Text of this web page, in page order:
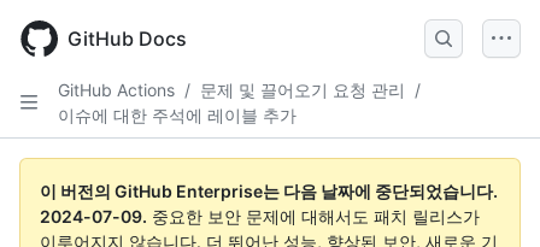
main
GitHub Docs
GitHub Actions / 문제 및 끌어오기 요청 관리
/
이슈에 대한 주석에 레이블 추가
이 버전의 GitHub Enterprise는 다음 날짜에 중단되었습니다.
2024-07-09. 중요한 보안 문제에 대해서도 패치 릴리스가
이루어지지 않습니다. 더 뛰어난 성능, 향상된 보안, 새로운 기